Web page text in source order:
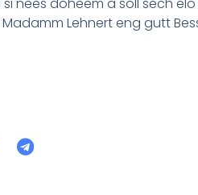
Lehnert eng gutt